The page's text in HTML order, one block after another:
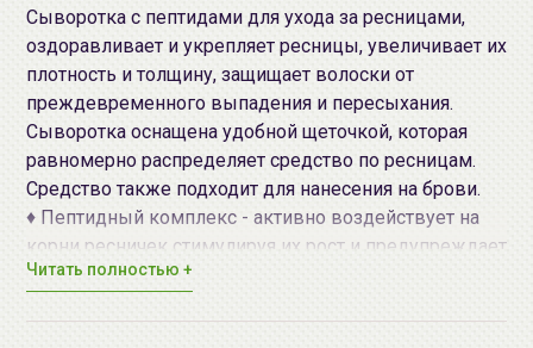
Сыворотка с пептидами для ухода за ресницами,
оздоравливает и укрепляет ресницы, увеличивает их
плотность и толщину, защищает волоски от
преждевременного выпадения и пересыхания.
Сыворотка оснащена удобной щеточкой, которая
равномерно распределяет средство по ресницам.
Средство также подходит для нанесения на брови.
♦ Пептидный комплекс - активно воздействует на
корни ресничек стимулируя их рост и предупреждает
выпадение, возвращает волоскам силу и упругость.
Читать полностью +